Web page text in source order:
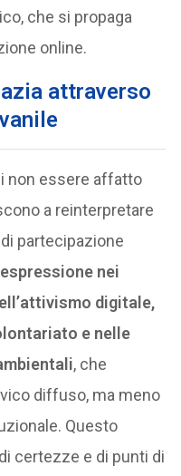
che si propaga
online.
attraverso
non essere affatto
a reinterpretare
partecipazione
nei
digitale,
e nelle
, che
diffuso, ma meno
Questo
certezze e di punti di